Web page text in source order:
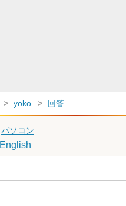
yoko 回答
パソコン
English